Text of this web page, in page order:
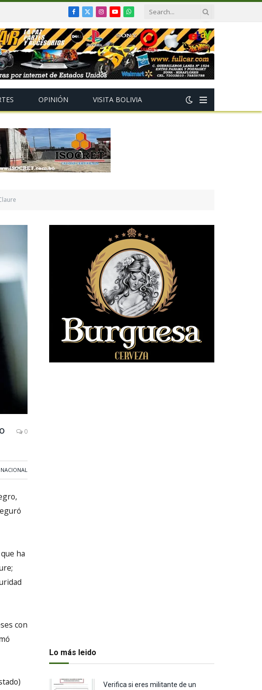
Facebook
X
(Twitter)
Instagram
YouTubeWhatsApp
OPINIÓN VISITA BOLIVIA
0
NACIONAL
ha
con
Lo más leido
Verifica si eres militante de un